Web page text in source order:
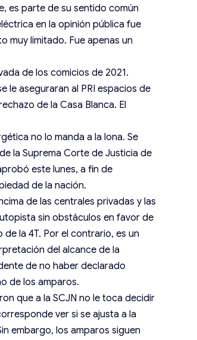
es parte de su sentido común
en la opinión pública fue
muy limitado. Fue apenas un
de los comicios de 2021.
le aseguraran al PRI espacios de
de la Casa Blanca. El
no lo manda a la lona. Se
la Suprema Corte de Justicia de
este lunes, a fin de
de la nación.
de las centrales privadas y las
sin obstáculos en favor de
la 4T. Por el contrario, es un
del alcance de la
de no haber declarado
de los amparos.
que a la SCJN no le toca decidir
ver si se ajusta a la
embargo, los amparos siguen